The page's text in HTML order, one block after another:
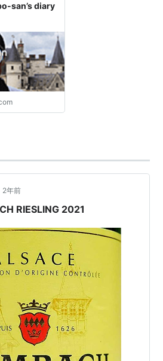
san’s diary
2年前
RIESLING 2021